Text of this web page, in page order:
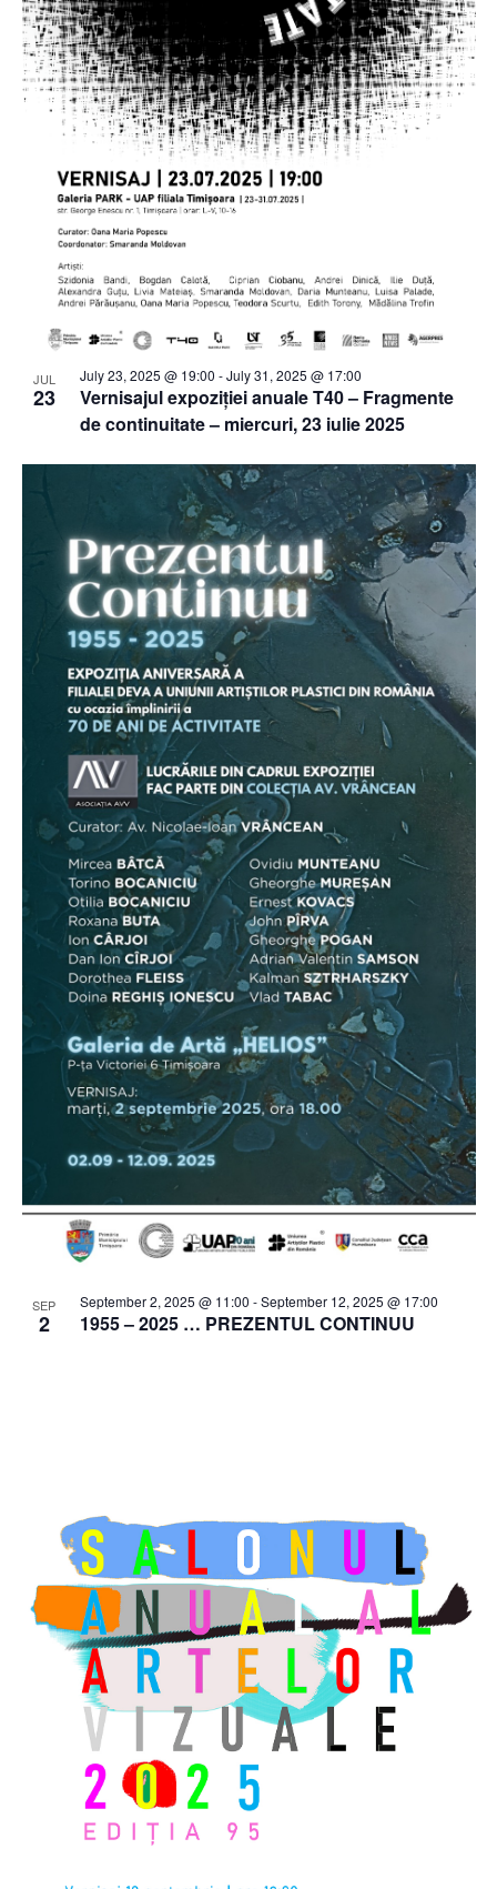
JUL
23
Vernisajul expoziției anuale T40 – Fragmente
de continuitate – miercuri, 23 iulie 2025
July 23, 2025 @ 19:00 -July 31, 2025 @ 17:00
SEP
2 1955 – 2025 … PREZENTUL CONTINUU
September 2, 2025 @ 11:00 -September 12, 2025 @ 17:00